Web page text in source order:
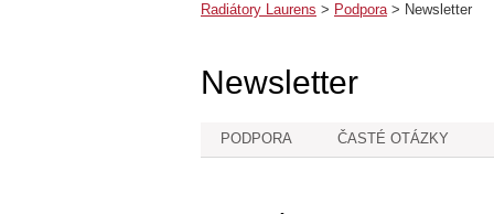
Kúpeľňové retro radiátory
Luxusné kúpeľňové radiátory
Radiátory Laurens > Podpora> Newsletter
Newsletter
PODPORA ČASTÉ OTÁZKY